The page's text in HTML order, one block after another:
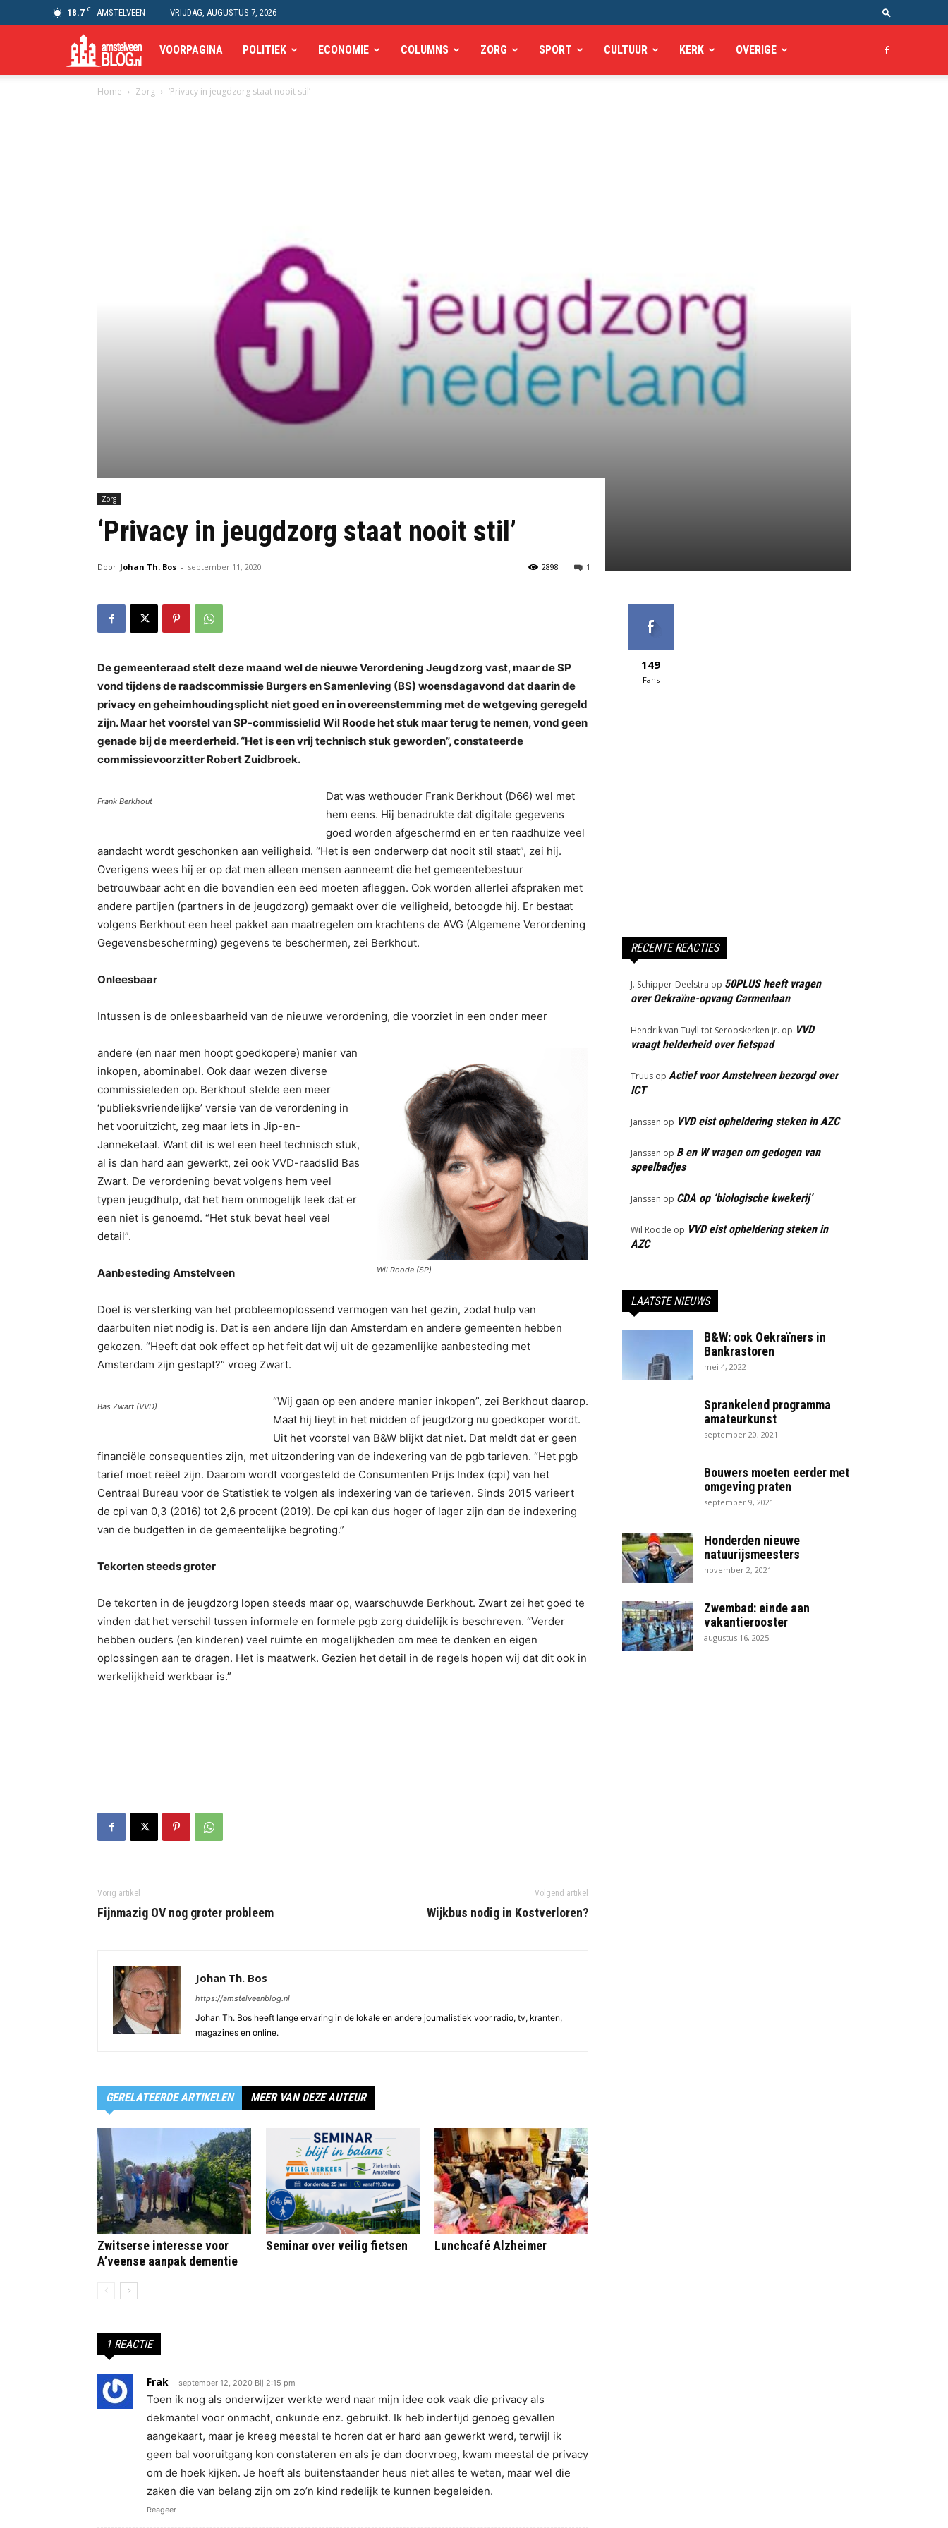
18.7 C AMSTELVEEN VRIJDAG, AUGUSTUS 7, 2026
Amstelveen
Blog
VOORPAGINA POLITIEK ECONOMIE COLUMNS ZORG SPORT CULTUUR KERK OVERIGE
Home Zorg ‘Privacy in jeugdzorg staat nooit stil’
Zorg
‘Privacy in jeugdzorg staat nooit stil’
Door Johan Th. Bos - september 11, 2020 1
2898
De gemeenteraad stelt deze maand wel de nieuwe Verordening Jeugdzorg vast, maar de SP
vond tijdens de raadscommissie Burgers en Samenleving (BS) woensdagavond dat daarin de
privacy en geheimhoudingsplicht niet goed en in overeenstemming met de wetgeving geregeld
zijn. Maar het voorstel van SP-commissielid Wil Roode het stuk maar terug te nemen, vond geen
genade bij de meerderheid. “Het is een vrij technisch stuk geworden”, constateerde
commissievoorzitter Robert Zuidbroek.
Frank Berkhout
Dat was wethouder Frank Berkhout (D66) wel met
hem eens. Hij benadrukte dat digitale gegevens
goed worden afgeschermd en er ten raadhuize veel
aandacht wordt geschonken aan veiligheid. “Het is een onderwerp dat nooit stil staat”, zei hij.
Overigens wees hij er op dat men alleen mensen aanneemt die het gemeentebestuur
betrouwbaar acht en die bovendien een eed moeten afleggen. Ook worden allerlei afspraken met
andere partijen (partners in de jeugdzorg) gemaakt over die veiligheid, betoogde hij. Er bestaat
volgens Berkhout een heel pakket aan maatregelen om krachtens de AVG (Algemene Verordening
Gegevensbescherming) gegevens te beschermen, zei Berkhout.
Onleesbaar
Intussen is de onleesbaarheid van de nieuwe verordening, die voorziet in een onder meer
Wil Roode (SP)
andere (en naar men hoopt goedkopere) manier van
inkopen, abominabel. Ook daar wezen diverse
commissieleden op. Berkhout stelde een meer
‘publieksvriendelijke’ versie van de verordening in
het vooruitzicht, zeg maar iets in Jip-en-
Janneketaal. Want dit is wel een heel technisch stuk,
al is dan hard aan gewerkt, zei ook VVD-raadslid Bas
Zwart. De verordening bevat volgens hem veel
typen jeugdhulp, dat het hem onmogelijk leek dat er
een niet is genoemd. “Het stuk bevat heel veel
detail”.
Aanbesteding Amstelveen
Doel is versterking van het probleemoplossend vermogen van het gezin, zodat hulp van
daarbuiten niet nodig is. Dat is een andere lijn dan Amsterdam en andere gemeenten hebben
gekozen. “Heeft dat ook effect op het feit dat wij uit de gezamenlijke aanbesteding met
Amsterdam zijn gestapt?” vroeg Zwart.
Bas Zwart (VVD)
“Wij gaan op een andere manier inkopen”, zei Berkhout daarop.
Maat hij lieyt in het midden of jeugdzorg nu goedkoper wordt.
Uit het voorstel van B&W blijkt dat niet. Dat meldt dat er geen
financiële consequenties zijn, met uitzondering van de indexering van de pgb tarieven. “Het pgb
tarief moet reëel zijn. Daarom wordt voorgesteld de Consumenten Prijs Index (cpi) van het
Centraal Bureau voor de Statistiek te volgen als indexering van de tarieven. Sinds 2015 varieert
de cpi van 0,3 (2016) tot 2,6 procent (2019). De cpi kan dus hoger of lager zijn dan de indexering
van de budgetten in de gemeentelijke begroting.”
Tekorten steeds groter
De tekorten in de jeugdzorg lopen steeds maar op, waarschuwde Berkhout. Zwart zei het goed te
vinden dat het verschil tussen informele en formele pgb zorg duidelijk is beschreven. “Verder
hebben ouders (en kinderen) veel ruimte en mogelijkheden om mee te denken en eigen
oplossingen aan te dragen. Het is maatwerk. Gezien het detail in de regels hopen wij dat dit ook in
werkelijkheid werkbaar is.”
Vorig artikel
Fijnmazig OV nog groter probleem
Volgend artikel
Wijkbus nodig in Kostverloren?
Johan Th. Bos
https://amstelveenblog.nl
Johan Th. Bos heeft lange ervaring in de lokale en andere journalistiek voor radio, tv, kranten,
magazines en online.
GERELATEERDE ARTIKELEN MEER VAN DEZE AUTEUR
Zwitserse interesse voor
A’veense aanpak dementie
Seminar over veilig fietsen Lunchcafé Alzheimer
1 REACTIE
Frak september 12, 2020 Bij 2:15 pm
Toen ik nog als onderwijzer werkte werd naar mijn idee ook vaak die privacy als
dekmantel voor onmacht, onkunde enz. gebruikt. Ik heb indertijd genoeg gevallen
aangekaart, maar je kreeg meestal te horen dat er hard aan gewerkt werd, terwijl ik
geen bal vooruitgang kon constateren en als je dan doorvroeg, kwam meestal de privacy
om de hoek kijken. Je hoeft als buitenstaander heus niet alles te weten, maar wel die
zaken die van belang zijn om zo’n kind redelijk te kunnen begeleiden.
Reageer
149
Fans
RECENTE REACTIES
J. Schipper-Deelstra op 50PLUS heeft vragen
over Oekraïne-opvang Carmenlaan
Hendrik van Tuyll tot Serooskerken jr. op VVD
vraagt helderheid over fietspad
Truus op Actief voor Amstelveen bezorgd over
ICT
Janssen op VVD eist opheldering steken in AZC
Janssen op B en W vragen om gedogen van
speelbadjes
Janssen op CDA op ‘biologische kwekerij’
Wil Roode op VVD eist opheldering steken in
AZC
LAATSTE NIEUWS
B&W: ook Oekraïners in
Bankrastoren
mei 4, 2022
Sprankelend programma
amateurkunst
september 20, 2021
Bouwers moeten eerder met
omgeving praten
september 9, 2021
Honderden nieuwe
natuurijsmeesters
november 2, 2021
Zwembad: einde aan
vakantierooster
augustus 16, 2025